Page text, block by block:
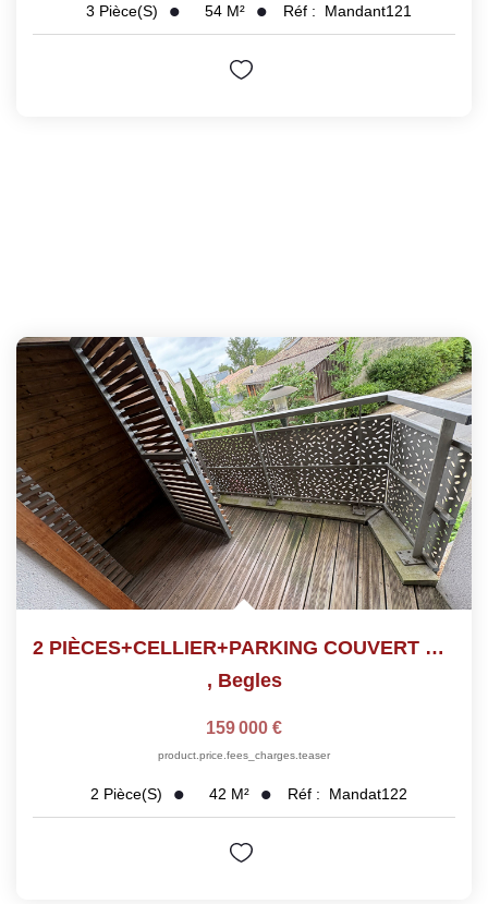
3 Pièce(s) 54 M² Réf : Mandant121
2 PIÈCES+CELLIER+PARKING COUVERT SECTEUR PLAINE DES SPORTS
, Begles
159 000 €
product.price.fees_charges.teaser
2 Pièce(s) 42 M² Réf : Mandat122